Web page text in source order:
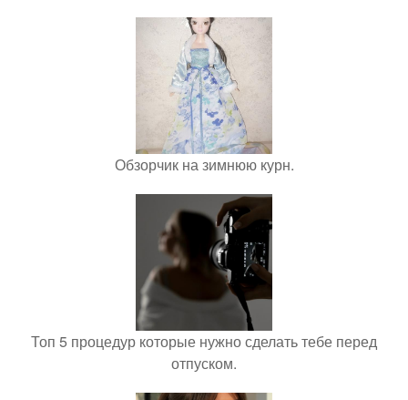
Обзорчик на зимнюю курн.
Топ 5 процедур которые нужно сделать тебе перед
отпуском.